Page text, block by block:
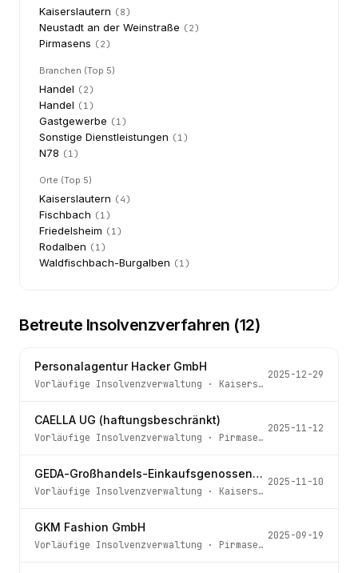
Kaiserslautern (8)
Neustadt an der Weinstraße (2)
Pirmasens (2)
Branchen (Top 5)
Handel (2)
Handel (1)
Gastgewerbe (1)
Sonstige Dienstleistungen (1)
N78 (1)
Orte (Top 5)
Kaiserslautern (4)
Fischbach (1)
Friedelsheim (1)
Rodalben (1)
Waldfischbach-Burgalben (1)
Betreute Insolvenzverfahren (12)
Personalagentur Hacker GmbH
Vorläufige Insolvenzverwaltung · Kaiserslautern
2025-12-29
CAELLA UG (haftungsbeschränkt)
Vorläufige Insolvenzverwaltung · Pirmasens
2025-11-12
GEDA-Großhandels-Einkaufsgenossenschaft für Automobilgewerbebetriebe eG
Vorläufige Insolvenzverwaltung · Kaiserslautern
2025-11-10
GKM Fashion GmbH
Vorläufige Insolvenzverwaltung · Pirmasens
2025-09-19